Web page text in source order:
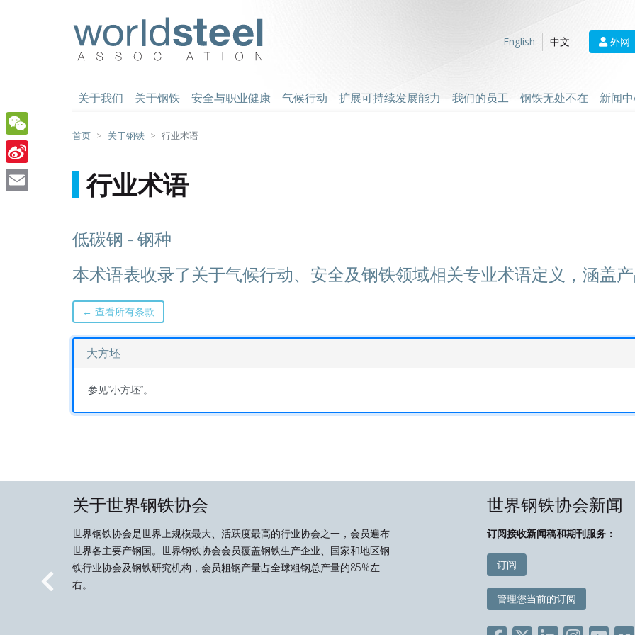
English
中文 外网
关于我们 关于钢铁 安全与职业健康 气候行动 扩展可持续发展能力 我们的员工 钢铁无处不在 新闻
首页 关于钢铁 行业术语
行业术语
低碳钢 - 钢种
本术语表收录了关于气候行动、安全及钢铁领域相关专业术语定义，涵盖
← 查看所有条款
大方坯
参见“小方坯”。
关于世界钢铁协会
世界钢铁协会是世界上规模最大、活跃度最高的行业协会之一，会员遍布
世界各主要产钢国。世界钢铁协会会员覆盖钢铁生产企业、国家和地区钢
铁行业协会及钢铁研究机构，会员粗钢产量占全球粗钢总产量的85%左
右。
世界钢铁协会新闻
订阅接收新闻稿和期刊服务：
订阅
管理您当前的订阅
Previous
WeChat
Sina